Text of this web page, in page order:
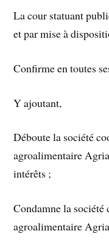
La cour statuant
et par mise à
Confirme en toutes
Y ajoutant,
Déboute la société
agroalimentaire
intérêts ;
Condamne la
agroalimentaire